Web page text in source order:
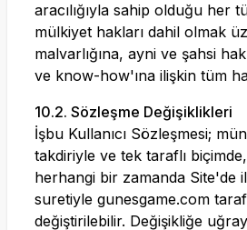
aracılığıyla sahip olduğu her
mülkiyet hakları dahil olmak
malvarlığına, ayni ve şahsi
ve know-how'ına ilişkin tüm
10.2. Sözleşme Değişiklikleri
İşbu Kullanıcı Sözleşmesi;
takdiriyle ve tek taraflı
herhangi bir zamanda Site'de
suretiyle gunesgame.com
değiştirilebilir. Değişikliğe